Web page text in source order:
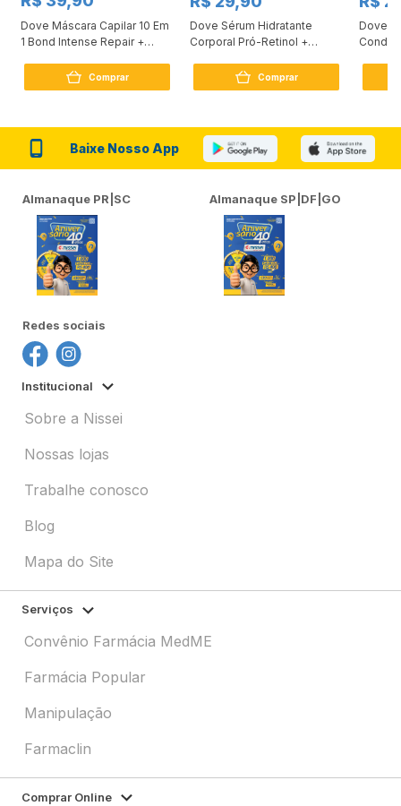
Dove Máscara Capilar 10 Em
1 Bond Intense Repair +
Comprar
Dove Sérum Hidratante
Corporal Pró-Retinol +
Comprar
Dove
Baixe Nosso App
Almanaque PR|SC Almanaque SP|DF|GO
Redes sociais
Institucional
Sobre a Nissei
Nossas lojas
Trabalhe conosco
Blog
Mapa do Site
Serviços
Convênio Farmácia MedME
Farmácia Popular
Manipulação
Farmaclin
Comprar Online